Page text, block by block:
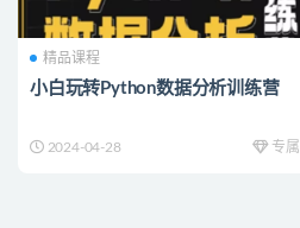
精品课程
小白玩转Python数据分析训练营
2024-04-28 专属